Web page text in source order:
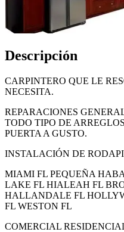
Descripción
CARPINTERO QUE LE
NECESITA.
REPARACIONES
TODO TIPO DE
PUERTA A GUSTO.
INSTALACIÓN DE
MIAMI FL PEQUEÑA
LAKE FL HIALEAH FL
HALLANDALE FL
FL WESTON FL
COMERCIAL